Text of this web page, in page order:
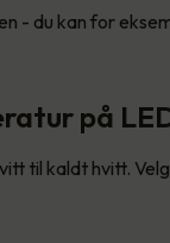
- du kan for
på
til kaldt hvitt.